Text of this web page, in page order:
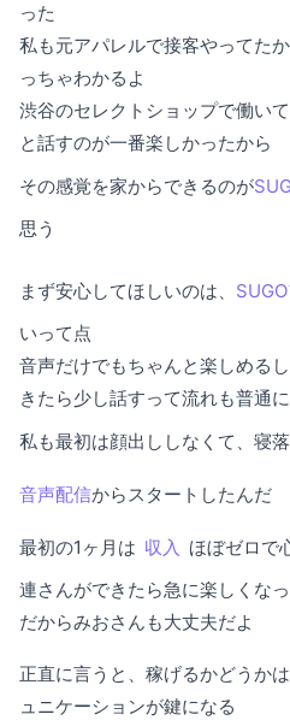
った
私も元アパレルで接客やってた
っちゃわかるよ
渋谷のセレクトショップで働い
と話すのが一番楽しかったから
その感覚を家からできるのが
思う
まず安心してほしいのは、
いって点
音声だけでもちゃんと楽しめる
きたら少し話すって流れも普通
私も最初は顔出ししなくて、寝
音声配信からスタートしたんだ
最初の1ヶ月は 収入 ほぼゼロで
連さんができたら急に楽しくな
だからみおさんも大丈夫だよ
正直に言うと、稼げるかどうか
ュニケーションが鍵になる